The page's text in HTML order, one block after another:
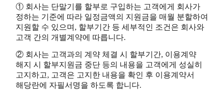
① 회사는 단말기를 할부로 구입하는 고객에게 회사가
정하는 기준에 따라 일정금액의 지원금을 매월 분할하여
지원할 수 있으며, 할부기간 등 세부적인 조건은 회사와
고객 간의 개별계약에 따릅니다.
② 회사는 고객과의 계약 체결 시 할부기간, 이용계약
해지 시 할부지원금 중단 등의 내용을 고객에게 성실히
고지하고, 고객은 고지한 내용을 확인 후 이용계약서
해당란에 자필서명을 하도록 합니다.